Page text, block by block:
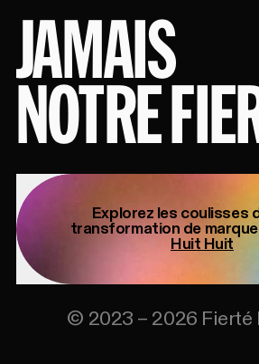
JAMAIS
NOTRE
Explorez les coulisses
transformation de
Huit Huit
© 2023 – 2026